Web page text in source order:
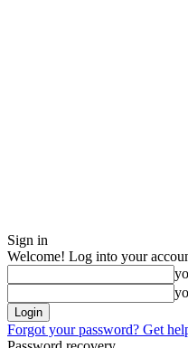
Sign in
Welcome! Log into your
Forgot your password? Get